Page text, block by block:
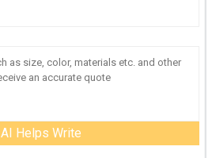
AI Helps Write